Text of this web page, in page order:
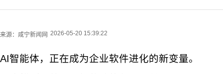
来源： 咸宁新闻网 2026-05-20 15:39:22
AI智能体，正在成为企业软件进化的新变量。